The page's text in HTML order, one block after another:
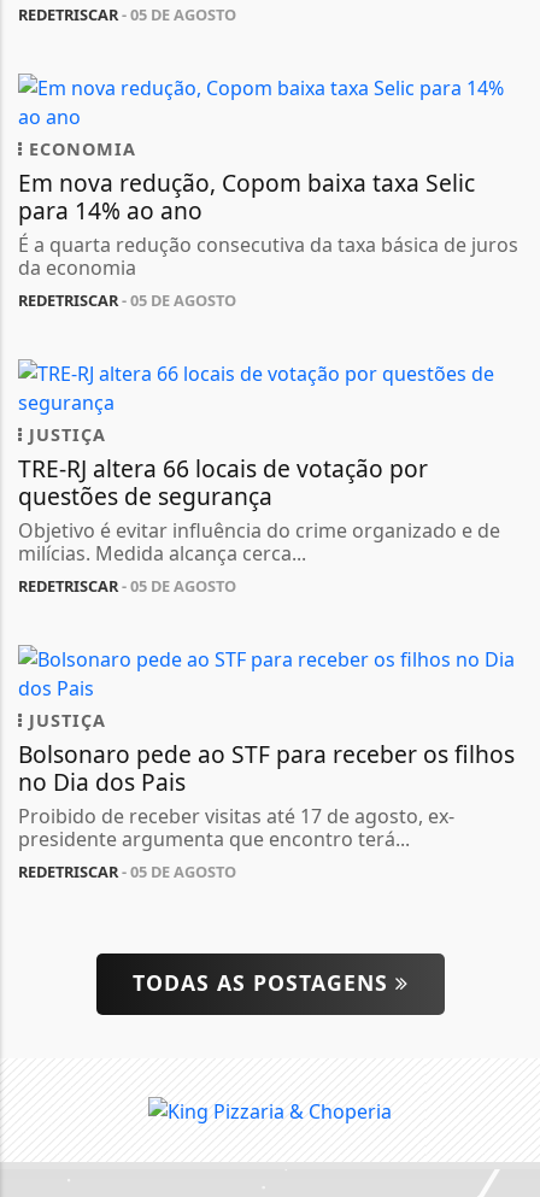
REDETRISCAR- 05 DE AGOSTO
ECONOMIA
Em nova redução, Copom baixa taxa Selic
para 14% ao ano
É a quarta redução consecutiva da taxa básica de juros
da economia
REDETRISCAR- 05 DE AGOSTO
JUSTIÇA
TRE-RJ altera 66 locais de votação por
questões de segurança
Objetivo é evitar influência do crime organizado e de
milícias. Medida alcança cerca...
REDETRISCAR- 05 DE AGOSTO
JUSTIÇA
Bolsonaro pede ao STF para receber os filhos
no Dia dos Pais
Proibido de receber visitas até 17 de agosto, ex-
presidente argumenta que encontro terá...
REDETRISCAR- 05 DE AGOSTO
TODAS AS POSTAGENS